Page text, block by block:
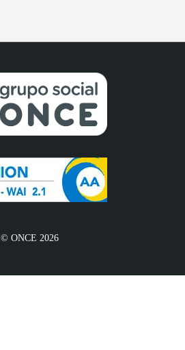
© ONCE 2026